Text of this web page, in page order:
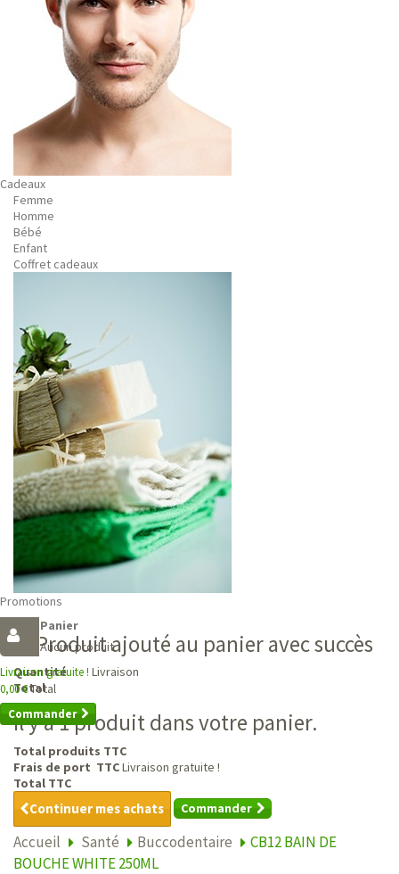
Cadeaux
Femme
Homme
Bébé
Enfant
Coffret cadeaux
Promotions
Panier
Aucun produit
Livraison gratuite ! Livraison
0,00 €Total
Commander
Produit ajouté au panier avec succès
Quantité
Total
Il y a 1 produit dans votre panier.
Total produits TTC
Frais de port TTCLivraison gratuite !
Total TTC
Continuer mes achats Commander
Accueil Santé Buccodentaire
CB12 BAIN DE
BOUCHE WHITE 250ML